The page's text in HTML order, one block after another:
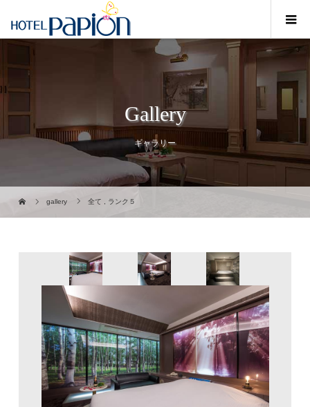
Gallery
ギャラリー
gallery 全て ランク５